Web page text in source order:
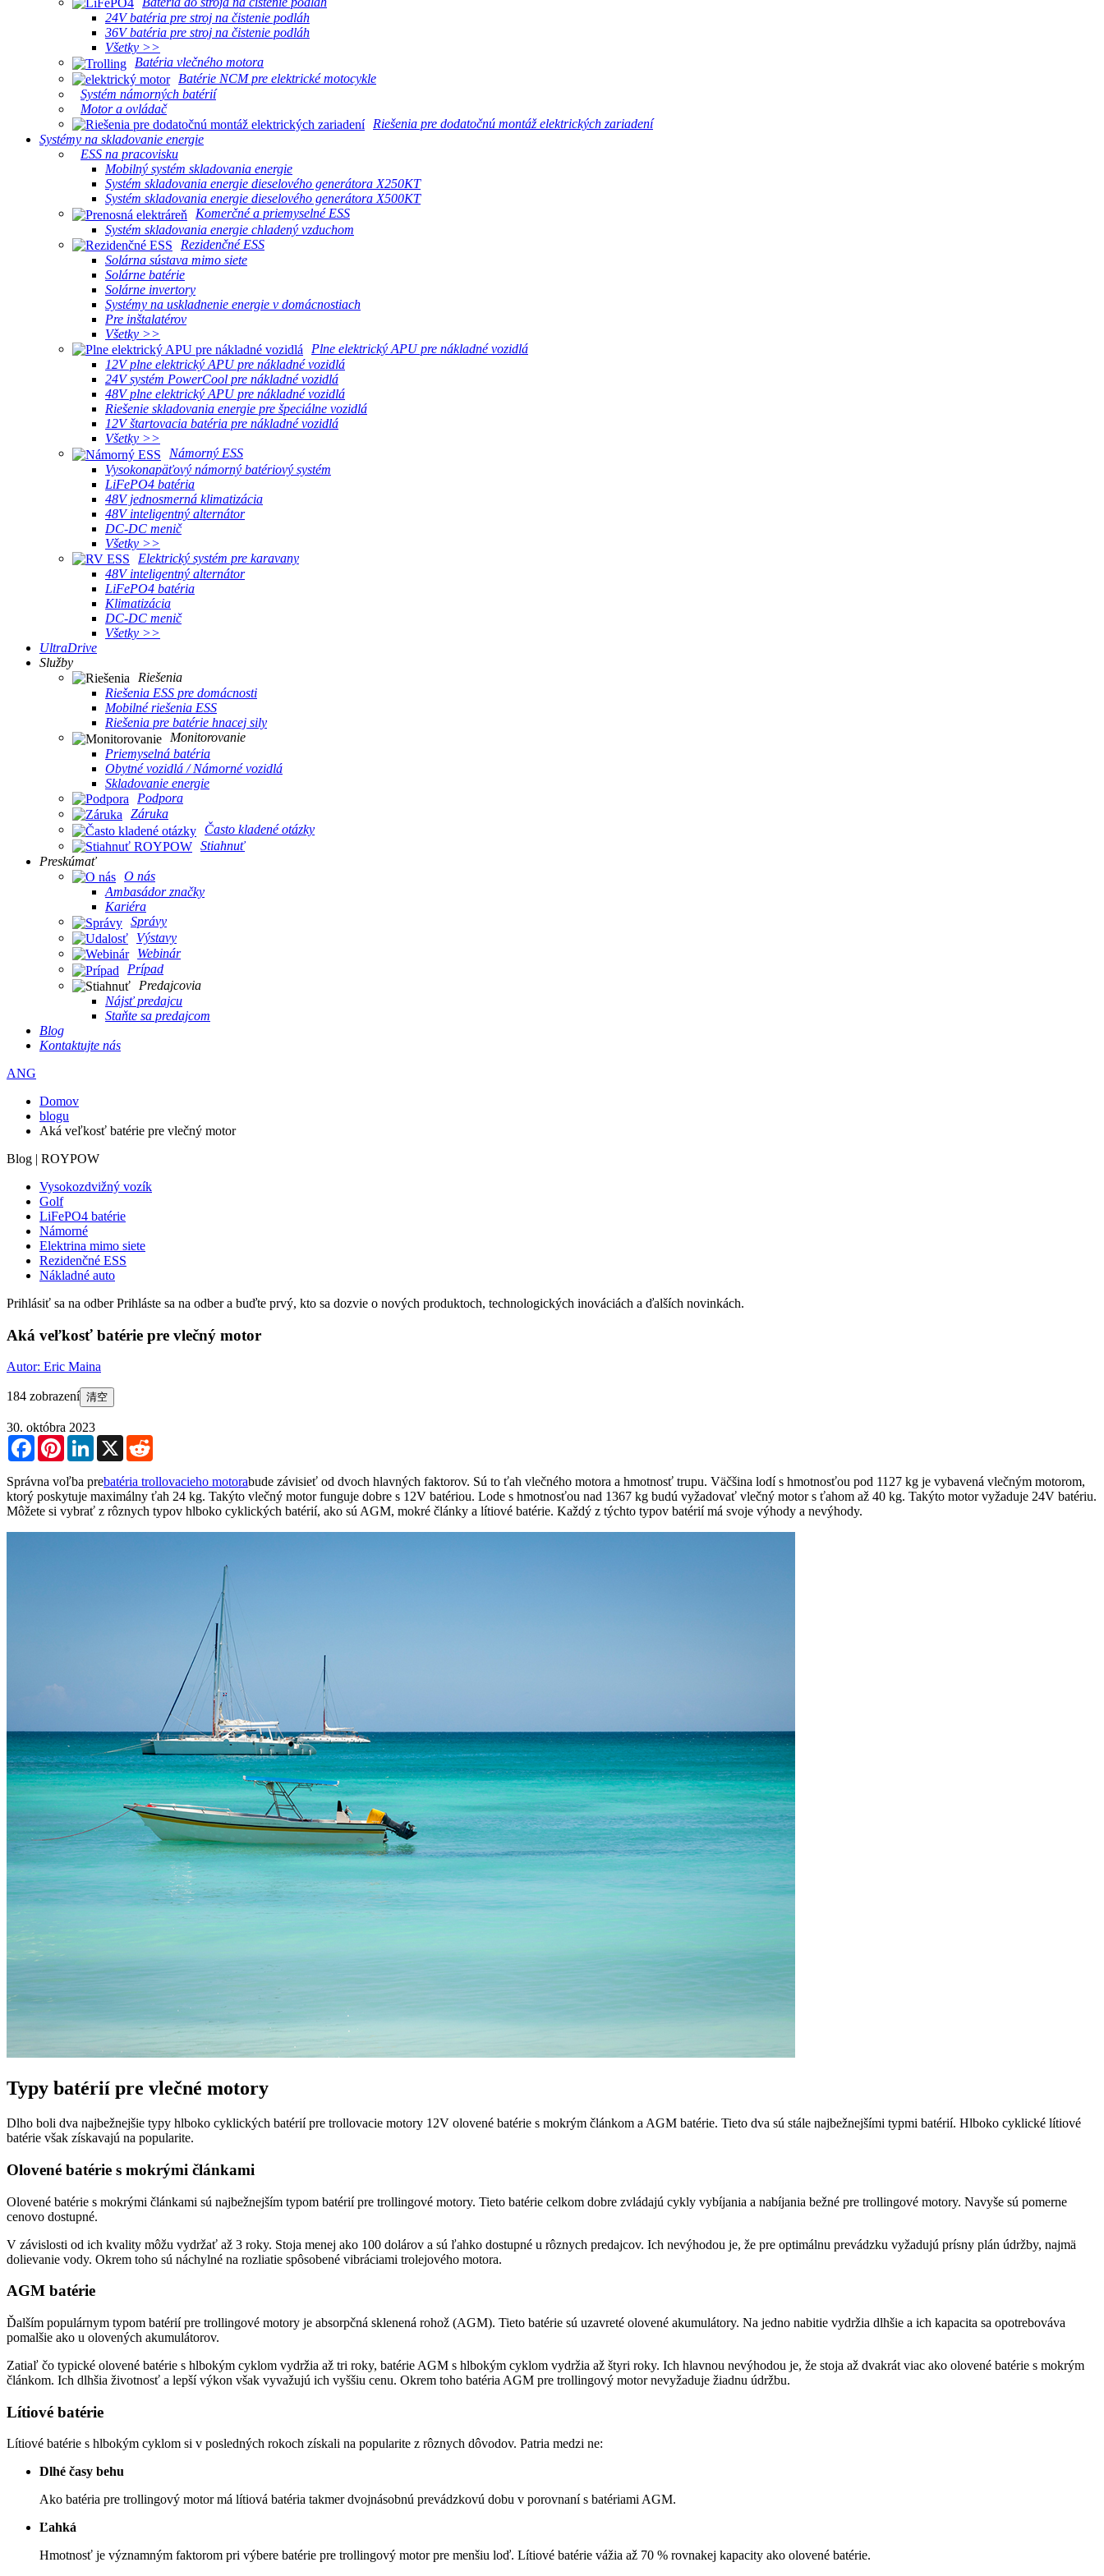
24V batéria pre stroj na čistenie podláh
36V batéria pre stroj na čistenie podláh
Všetky >>
Batéria vlečného motora
Batérie NCM pre elektrické motocykle
Systém námorných batérií
Motor a ovládač
Riešenia pre dodatočnú montáž elektrických zariadení
Systémy na skladovanie energie
ESS na pracovisku
Mobilný systém skladovania energie
Systém skladovania energie dieselového generátora X250KT
Systém skladovania energie dieselového generátora X500KT
Komerčné a priemyselné ESS
Systém skladovania energie chladený vzduchom
Rezidenčné ESS
Solárna sústava mimo siete
Solárne batérie
Solárne invertory
Systémy na uskladnenie energie v domácnostiach
Pre inštalatérov
Všetky >>
Plne elektrický APU pre nákladné vozidlá
12V plne elektrický APU pre nákladné vozidlá
24V systém PowerCool pre nákladné vozidlá
48V plne elektrický APU pre nákladné vozidlá
Riešenie skladovania energie pre špeciálne vozidlá
12V štartovacia batéria pre nákladné vozidlá
Všetky >>
Námorný ESS
Vysokonapäťový námorný batériový systém
LiFePO4 batéria
48V jednosmerná klimatizácia
48V inteligentný alternátor
DC-DC menič
Všetky >>
Elektrický systém pre karavany
48V inteligentný alternátor
LiFePO4 batéria
Klimatizácia
DC-DC menič
Všetky >>
UltraDrive
Služby
Riešenia
Riešenia ESS pre domácnosti
Mobilné riešenia ESS
Riešenia pre batérie hnacej sily
Monitorovanie
Priemyselná batéria
Obytné vozidlá / Námorné vozidlá
Skladovanie energie
Podpora
Záruka
Často kladené otázky
Stiahnuť
Preskúmať
O nás
Ambasádor značky
Kariéra
Správy
Výstavy
Webinár
Prípad
Predajcovia
Nájsť predajcu
Staňte sa predajcom
Blog
Kontaktujte nás
ANG
Domov
blogu
Aká veľkosť batérie pre vlečný motor
Blog | ROYPOW
Vysokozdvižný vozík
Golf
LiFePO4 batérie
Námorné
Elektrina mimo siete
Rezidenčné ESS
Nákladné auto
Prihlásiť sa na odber Prihláste sa na odber a buďte prvý, kto sa dozvie o nových produktoch, technologických inováciách a ďalších novinkách.
Aká veľkosť batérie pre vlečný motor
Autor: Eric Maina
184 zobrazení 清空
30. októbra 2023
FacebookPinterestLinkedIn
X
Správna voľba prebatéria trollovacieho motorabude závisieť od dvoch hlavných faktorov. Sú to ťah vlečného motora a hmotnosť trupu. Väčšina lodí s hmotnosťou pod 1127 kg je vybavená vlečným motorom,
ktorý poskytuje maximálny ťah 24 kg. Takýto vlečný motor funguje dobre s 12V batériou. Lode s hmotnosťou nad 1367 kg budú vyžadovať vlečný motor s ťahom až 40 kg. Takýto motor vyžaduje 24V batériu.
Môžete si vybrať z rôznych typov hlboko cyklických batérií, ako sú AGM, mokré články a lítiové batérie. Každý z týchto typov batérií má svoje výhody a nevýhody.
Typy batérií pre vlečné motory
Dlho boli dva najbežnejšie typy hlboko cyklických batérií pre trollovacie motory 12V olovené batérie s mokrým článkom a AGM batérie. Tieto dva sú stále najbežnejšími typmi batérií. Hlboko cyklické lítiové
batérie však získavajú na popularite.
Olovené batérie s mokrými článkami
Olovené batérie s mokrými článkami sú najbežnejším typom batérií pre trollingové motory. Tieto batérie celkom dobre zvládajú cykly vybíjania a nabíjania bežné pre trollingové motory. Navyše sú pomerne
cenovo dostupné.
V závislosti od ich kvality môžu vydržať až 3 roky. Stoja menej ako 100 dolárov a sú ľahko dostupné u rôznych predajcov. Ich nevýhodou je, že pre optimálnu prevádzku vyžadujú prísny plán údržby, najmä
dolievanie vody. Okrem toho sú náchylné na rozliatie spôsobené vibráciami trolejového motora.
AGM batérie
Ďalším populárnym typom batérií pre trollingové motory je absorpčná sklenená rohož (AGM). Tieto batérie sú uzavreté olovené akumulátory. Na jedno nabitie vydržia dlhšie a ich kapacita sa opotrebováva
pomalšie ako u olovených akumulátorov.
Zatiaľ čo typické olovené batérie s hlbokým cyklom vydržia až tri roky, batérie AGM s hlbokým cyklom vydržia až štyri roky. Ich hlavnou nevýhodou je, že stoja až dvakrát viac ako olovené batérie s mokrým
článkom. Ich dlhšia životnosť a lepší výkon však vyvažujú ich vyššiu cenu. Okrem toho batéria AGM pre trollingový motor nevyžaduje žiadnu údržbu.
Lítiové batérie
Lítiové batérie s hlbokým cyklom si v posledných rokoch získali na popularite z rôznych dôvodov. Patria medzi ne:
Dlhé časy behu
Ako batéria pre trollingový motor má lítiová batéria takmer dvojnásobnú prevádzkovú dobu v porovnaní s batériami AGM.
Ľahká
Hmotnosť je významným faktorom pri výbere batérie pre trollingový motor pre menšiu loď. Lítiové batérie vážia až 70 % rovnakej kapacity ako olovené batérie.